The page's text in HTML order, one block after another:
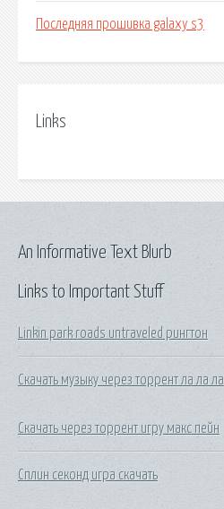
Последняя прошивка galaxy s3
Links
Links to Important Stuff
Linkin park roads untraveled рингтон
Скачать музыку через торрент ла ла ла
Скачать через торрент игру макс пейн
Сплин секонд игра скачать
An Informative Text Blurb